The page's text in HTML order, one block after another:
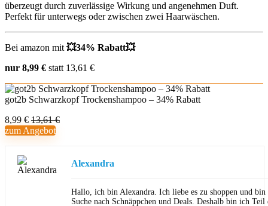
überzeugt durch zuverlässige Wirkung und angenehmen Duft.
Perfekt für unterwegs oder zwischen zwei Haarwäschen.
Bei amazon mit 💥34% Rabatt💥
nur 8,99 € statt 13,61 €
got2b Schwarzkopf Trockenshampoo – 34% Rabatt
8,99 € 13,61 €
zum Angebot
Alexandra
Hallo, ich bin Alexandra. Ich liebe es zu shoppen und
Suche nach Schnäppchen und Deals. Deshalb bin ich Teil